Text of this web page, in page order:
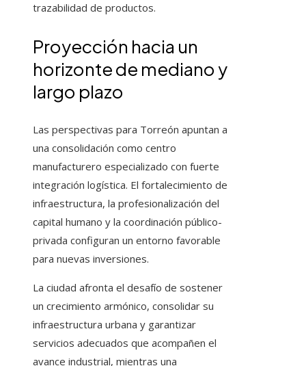
trazabilidad de productos.
Proyección hacia un
horizonte de mediano y
largo plazo
Las perspectivas para Torreón apuntan a
una consolidación como centro
manufacturero especializado con fuerte
integración logística. El fortalecimiento de
infraestructura, la profesionalización del
capital humano y la coordinación público-
privada configuran un entorno favorable
para nuevas inversiones.
La ciudad afronta el desafío de sostener
un crecimiento armónico, consolidar su
infraestructura urbana y garantizar
servicios adecuados que acompañen el
avance industrial, mientras una